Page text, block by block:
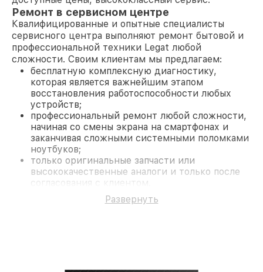
Ремонт в сервисном центре
Квалифицированные и опытные специалисты
сервисного центра выполняют ремонт бытовой и
профессиональной техники Legat любой
сложности. Своим клиентам мы предлагаем:
бесплатную комплексную диагностику,
которая является важнейшим этапом
восстановления работоспособности любых
устройств;
профессиональный ремонт любой сложности,
начиная со смены экрана на смартфонах и
заканчивая сложными системными поломками
ноутбуков;
только оригинальные запчасти или
высококачественные аналоги и только после
согласования с клиентом.
На все работы и замененные комплектующие
предоставляется длительная гарантия. В случае
Развернуть